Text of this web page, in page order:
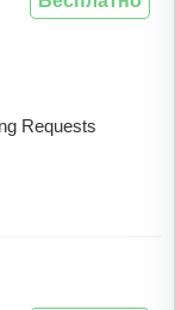
Requests